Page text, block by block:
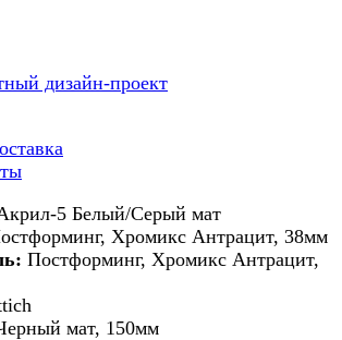
дизайн-проект
5 Белый/Серый мат
Хромикс Антрацит, 38мм
Постформинг, Хромикс Антрацит,
мат, 150мм